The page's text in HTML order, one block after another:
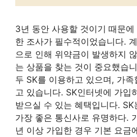
3년 동안 사용할 것이기 때문
한 조사가 필수적이었습니다.
으로 인해 위약금이 발생하지
는 상품을 찾는 것이 중요했습
두 SK를 이용하고 있으며, 가
고 있습니다. SK인터넷에 가입
받으실 수 있는 혜택입니다.
가장 좋은 통신사로 유명하다.
년 이상 가입한 경우 기본 요금